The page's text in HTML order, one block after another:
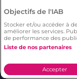
Les services
Site de rencontre
Objectifs de l'IAB
Stocker et/ou accéder à
améliorer les services.
de performance des
Liste de nos partenaires
Accepter